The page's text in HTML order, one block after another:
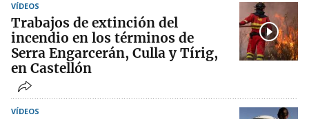
VÍDEOS
Trabajos de extinción del
incendio en los términos de
Serra Engarcerán, Culla y Tírig,
en Castellón
VÍDEOS